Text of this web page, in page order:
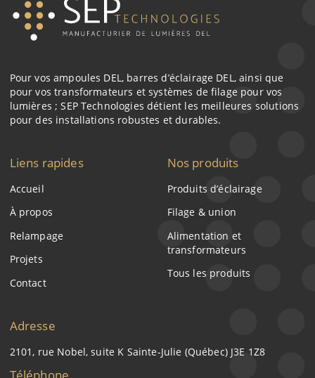
Pour vos ampoules DEL, barres d’éclairage DEL, ainsi que
pour vos transformateurs et systèmes de filage pour vos
lumières ; SEP Technologies détient les meilleures solutions
pour des installations robustes et durables.
Liens rapides
Accueil
À propos
Relampage
Projets
Contact
Nos produits
Produits d’éclairage
Filage & union
Alimentation et
transformateurs
Tous les produits
Adresse
2101, rue Nobel, suite K Sainte-Julie (Québec) J3E 1Z8